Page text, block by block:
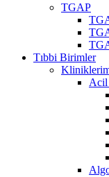
TGAP
Tıbbi Birimler
Acil